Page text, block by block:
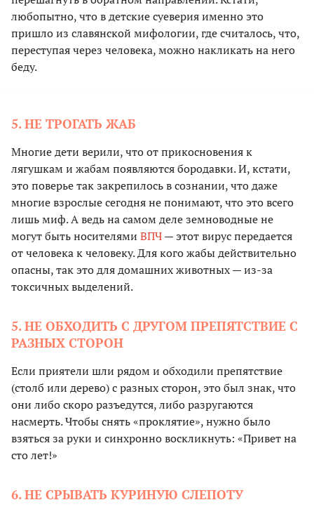
любопытно, что в детские суеверия именно это
пришло из славянской мифологии, где считалось, что,
переступая через человека, можно накликать на него
беду.
5. НЕ ТРОГАТЬ ЖАБ
Многие дети верили, что от прикосновения к
лягушкам и жабам появляются бородавки. И, кстати,
это поверье так закрепилось в сознании, что даже
многие взрослые сегодня не понимают, что это всего
лишь миф. А ведь на самом деле земноводные не
могут быть носителями ВПЧ— этот вирус передается
от человека к человеку. Для кого жабы действительно
опасны, так это для домашних животных — из-за
токсичных выделений.
5. НЕ ОБХОДИТЬ С ДРУГОМ ПРЕПЯТСТВИЕ С
РАЗНЫХ СТОРОН
Если приятели шли рядом и обходили препятствие
(столб или дерево) с разных сторон, это был знак, что
они либо скоро разъедутся, либо разругаются
насмерть. Чтобы снять «проклятие», нужно было
взяться за руки и синхронно воскликнуть: «Привет на
сто лет!»
6. НЕ СРЫВАТЬ КУРИНУЮ СЛЕПОТУ